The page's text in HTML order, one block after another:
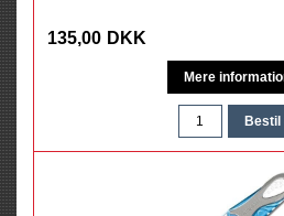
135,00 DKK